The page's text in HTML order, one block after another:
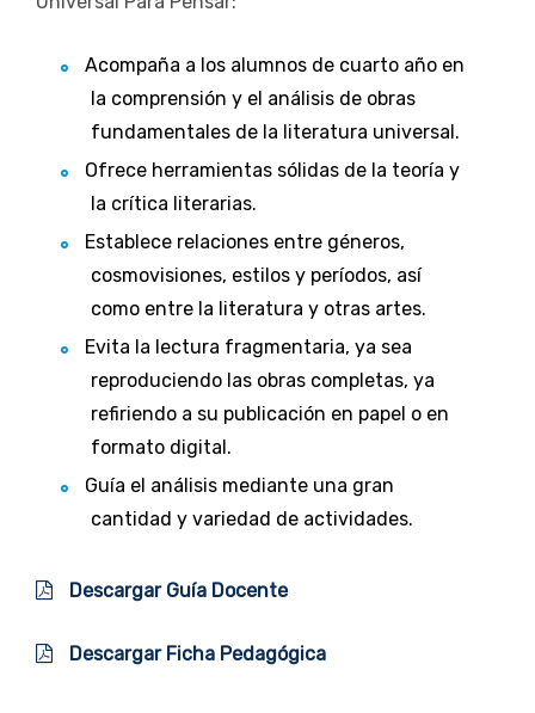
Acompaña a los alumnos de cuarto año en
la comprensión y el análisis de obras
fundamentales de la literatura universal.
Ofrece herramientas sólidas de la teoría y
la crítica literarias.
Establece relaciones entre géneros,
cosmovisiones, estilos y períodos, así
como entre la literatura y otras artes.
Evita la lectura fragmentaria, ya sea
reproduciendo las obras completas, ya
refiriendo a su publicación en papel o en
formato digital.
Guía el análisis mediante una gran
cantidad y variedad de actividades.
Descargar Guía Docente
Descargar Ficha Pedagógica